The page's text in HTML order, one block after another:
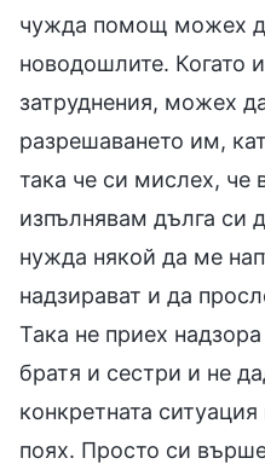
чужда помощ можех
новодошлите. Когато
затруднения, можех
разрешаването им,
така че си мислех, че
изпълнявам дълга си
нужда някой да ме
надзирават и да
Така не приех
братя и сестри и не
конкретната
поях. Просто си